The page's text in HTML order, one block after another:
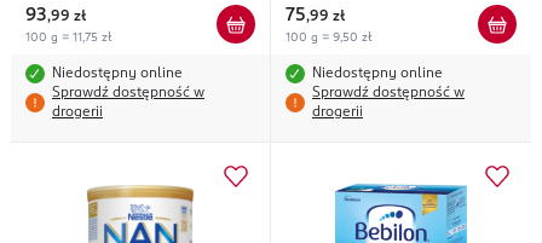
93,99 zł
100 g = 11,75 zł
Niedostępny online
Sprawdź dostępność w
drogerii
75,99 zł
100 g = 9,50 zł
Niedostępny online
Sprawdź dostępność w
drogerii